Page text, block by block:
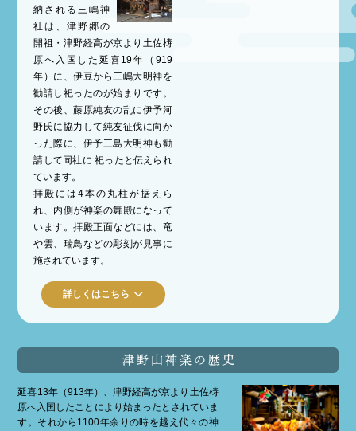
納される三嶋神
社は、津野郷の
開祖・津野経高が京より土佐梼
原へ入国した延喜19年（919
年）に、伊豆から三嶋大明神を
勧請し祀ったのが始まりです。
その後、藤原純友の乱に伊予河
野氏に協力して純友征伐に向か
った際に、伊予三島大明神も勧
請して同社に 祀ったと伝えられ
ています。
拝殿には4本の丸柱が据えら
れ、内側が神楽の舞殿になって
います。拝殿正面などには、竜
や雲、瑞鳥などの彫刻が見事に
施されています。
詳しくはこちら
津野山神楽の歴史
延喜13年（913年）、津野経高が京より土佐梼
原へ入国したことにより始まったとされていま
す。それから1100年余りの時を越え代々の神